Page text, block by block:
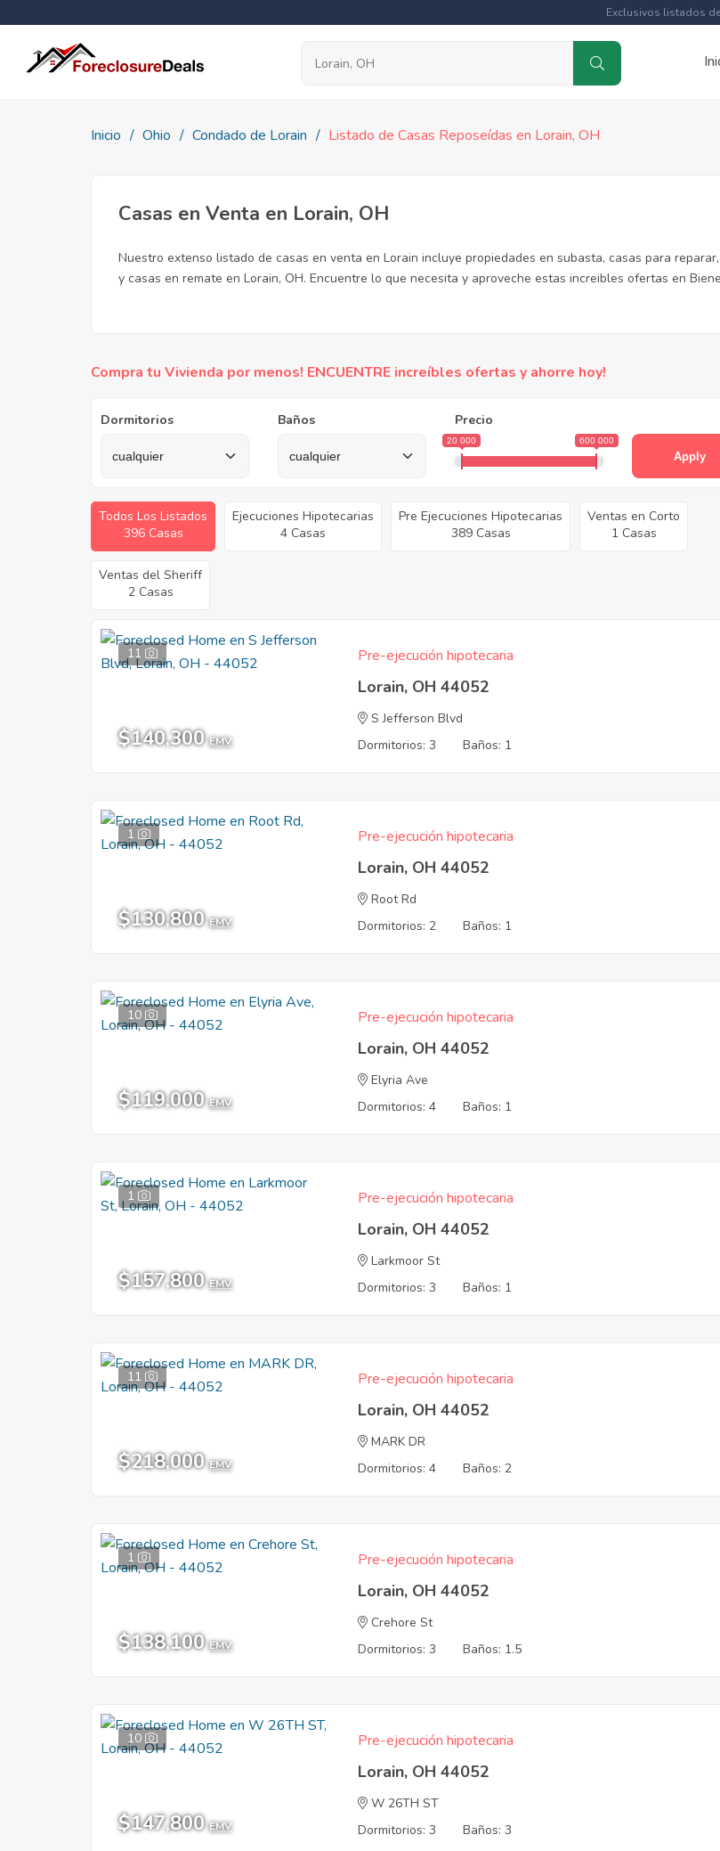
Exclusivos listados
Inicio Ohio Condado de Lorain Listado de Casas Reposeídas en Lorain, OH
Casas en Venta en Lorain, OH
Nuestro extenso listado de casas en venta en Lorain incluye propiedades en subasta, casas para
y casas en remate en Lorain, OH. Encuentre lo que necesita y aproveche estas increibles ofertas en
Compra tu Vivienda por menos! ENCUENTRE increíbles ofertas y ahorre hoy!
Dormitorios Baños Precio
20 000 600 000
Apply
Todos Los Listados
396 Casas
Ejecuciones Hipotecarias
4 Casas
Pre Ejecuciones Hipotecarias
389 Casas
Ventas en Corto
1 Casas
Ventas del Sheriff
2 Casas
11
$140,300 EMV
Pre-ejecución hipotecaria
Lorain, OH 44052
S Jefferson Blvd
Dormitorios: 3
Baños: 1
1
$130,800 EMV
Pre-ejecución hipotecaria
Lorain, OH 44052
Root Rd
Dormitorios: 2
Baños: 1
10
$119,000 EMV
Pre-ejecución hipotecaria
Lorain, OH 44052
Elyria Ave
Dormitorios: 4
Baños: 1
1
$157,800 EMV
Pre-ejecución hipotecaria
Lorain, OH 44052
Larkmoor St
Dormitorios: 3
Baños: 1
11
$218,000 EMV
Pre-ejecución hipotecaria
Lorain, OH 44052
MARK DR
Dormitorios: 4
Baños: 2
1
$138,100 EMV
Pre-ejecución hipotecaria
Lorain, OH 44052
Crehore St
Dormitorios: 3
Baños: 1.5
10
$147,800 EMV
Pre-ejecución hipotecaria
Lorain, OH 44052
W 26TH ST
Dormitorios: 3
Baños: 3